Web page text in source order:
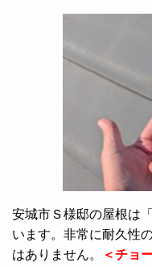
安城市Ｓ様邸の屋根は
います。非常に耐久性
はありません。
＜チョ